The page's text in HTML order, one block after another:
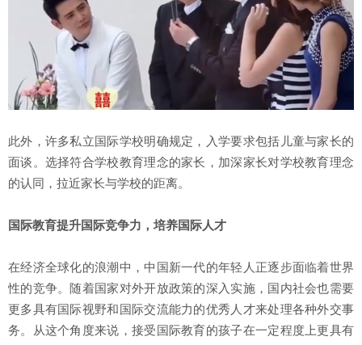
此外，许多私立国际学校明确规定，入学要求包括儿童与家长的
面谈。选择符合学校教育理念的家长，加深家长对学校教育理念
的认同，拉近家长与学校的距离。
国际教育提升国际竞争力，培养国际人才
在经济全球化的浪潮中，中国新一代的年轻人正逐步面临着世界
性的竞争。随着国家对外开放政策的深入实施，国内社会也需要
更多具有国际视野和国际交流能力的优秀人才来处理各种外交事
务。从这个角度来说，接受国际教育的孩子在一定程度上更具有